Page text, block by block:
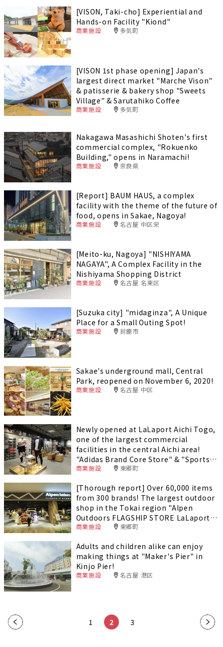
[VISON, Taki-cho] Experiential and
Hands-on Facility "Kiond"
商業施設 多気町
[VISON 1st phase opening] Japan's
largest direct market "Marche Vison"
& patisserie & bakery shop "Sweets
Village" & Sarutahiko Coffee
商業施設 多気町
Nakagawa Masashichi Shoten's first
commercial complex, "Rokuenko
Building," opens in Naramachi!
商業施設 奈良県
[Report] BAUM HAUS, a complex
facility with the theme of the future of
food, opens in Sakae, Nagoya!
商業施設 名古屋 中区栄
[Meito-ku, Nagoya] "NISHIYAMA
NAGAYA", A Complex Facility in the
Nishiyama Shopping District
商業施設 名古屋 名東区
[Suzuka city] "midaginza", A Unique
Place for a Small Outing Spot!
商業施設 鈴鹿市
Sakae's underground mall, Central
Park, reopened on November 6, 2020!
商業施設 名古屋 中区
Newly opened at LaLaport Aichi Togo,
one of the largest commercial
facilities in the central Aichi area!
"Adidas Brand Core Store" & "Sports
Depot"
商業施設 東郷町
[Thorough report] Over 60,000 items
from 300 brands! The largest outdoor
shop in the Tokai region "Alpen
Outdoors FLAGSHIP STORE LaLaport
Aichi Togo" opens
商業施設 東郷町
Adults and children alike can enjoy
making things at "Maker's Pier" in
Kinjo Pier!
商業施設 名古屋 港区
« 1 2 3 »